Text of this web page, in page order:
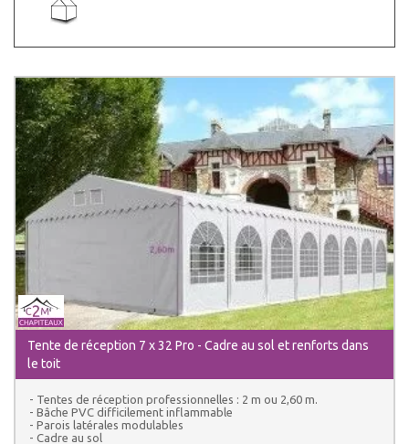
Tente de réception 7 x 32 Pro - Cadre au sol et renforts dans
le toit
- Tentes de réception professionnelles : 2 m ou 2,60 m.
- Bâche PVC difficilement inflammable
- Parois latérales modulables
- Cadre au sol